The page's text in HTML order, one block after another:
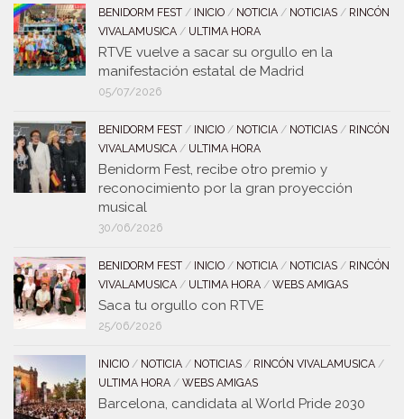
BENIDORM FEST / INICIO / NOTICIA / NOTICIAS / RINCÓN
VIVALAMUSICA / ULTIMA HORA
RTVE vuelve a sacar su orgullo en la
manifestación estatal de Madrid
05/07/2026
BENIDORM FEST / INICIO / NOTICIA / NOTICIAS / RINCÓN
VIVALAMUSICA / ULTIMA HORA
Benidorm Fest, recibe otro premio y
reconocimiento por la gran proyección
musical
30/06/2026
BENIDORM FEST / INICIO / NOTICIA / NOTICIAS / RINCÓN
VIVALAMUSICA / ULTIMA HORA / WEBS AMIGAS
Saca tu orgullo con RTVE
25/06/2026
INICIO / NOTICIA / NOTICIAS / RINCÓN VIVALAMUSICA /
ULTIMA HORA / WEBS AMIGAS
Barcelona, candidata al World Pride 2030